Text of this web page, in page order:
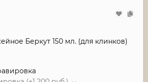
Беркут 150 мл. (для клинков)